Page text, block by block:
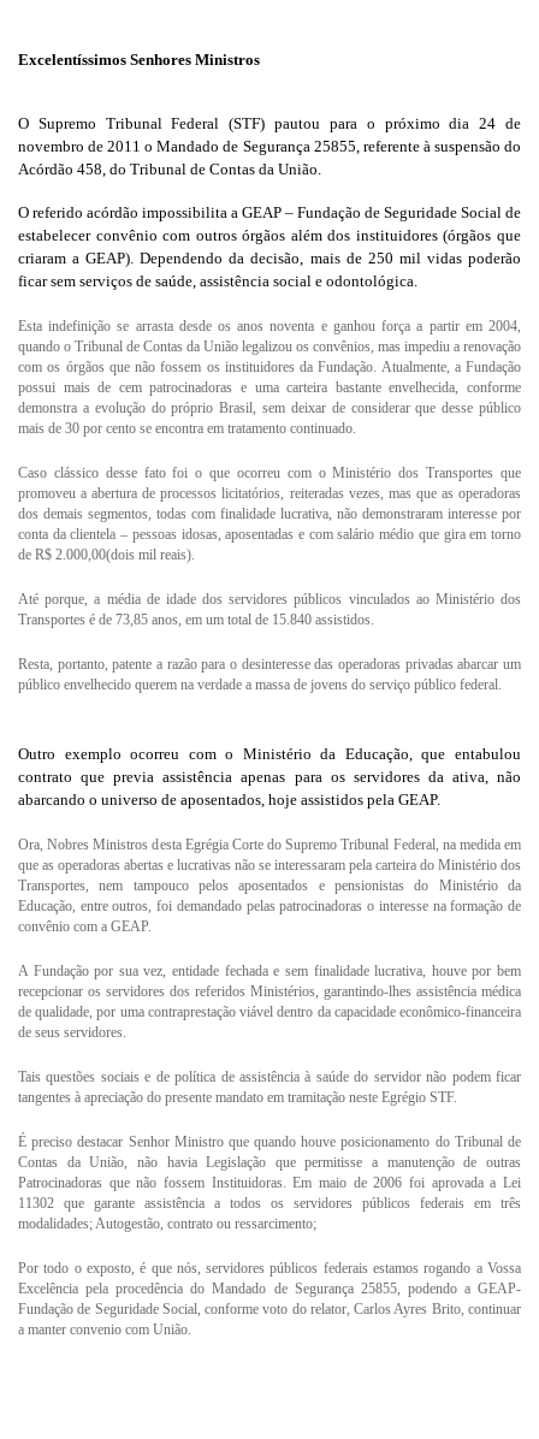
Excelentíssimos Senhores Ministros
O Supremo Tribunal Federal (STF) pautou para o próximo dia 24 de
novembro de 2011 o Mandado de Segurança 25855, referente à suspensão do
Acórdão 458, do Tribunal de Contas da União.
O referido acórdão impossibilita a GEAP – Fundação de Seguridade Social de
estabelecer convênio com outros órgãos além dos instituidores (órgãos que
criaram a GEAP). Dependendo da decisão, mais de 250 mil vidas poderão
ficar sem serviços de saúde, assistência social e odontológica.
Esta indefinição se arrasta desde os anos noventa e ganhou força a partir em 2004,
quando o Tribunal de Contas da União legalizou os convênios, mas impediu a renovação
com os órgãos que não fossem os instituidores da Fundação. Atualmente, a Fundação
possui mais de cem patrocinadoras e uma carteira bastante envelhecida, conforme
demonstra a evolução do próprio Brasil, sem deixar de considerar que desse público
mais de 30 por cento se encontra em tratamento continuado.
Caso clássico desse fato foi o que ocorreu com o Ministério dos Transportes que
promoveu a abertura de processos licitatórios, reiteradas vezes, mas que as operadoras
dos demais segmentos, todas com finalidade lucrativa, não demonstraram interesse por
conta da clientela – pessoas idosas, aposentadas e com salário médio que gira em torno
de R$ 2.000,00(dois mil reais).
Até porque, a média de idade dos servidores públicos vinculados ao Ministério dos
Transportes é de 73,85 anos, em um total de 15.840 assistidos.
Resta, portanto, patente a razão para o desinteresse das operadoras privadas abarcar um
público envelhecido querem na verdade a massa de jovens do serviço público federal.
Outro exemplo ocorreu com o Ministério da Educação, que entabulou
contrato que previa assistência apenas para os servidores da ativa, não
abarcando o universo de aposentados, hoje assistidos pela GEAP.
Ora, Nobres Ministros desta Egrégia Corte do Supremo Tribunal Federal, na medida em
que as operadoras abertas e lucrativas não se interessaram pela carteira do Ministério dos
Transportes, nem tampouco pelos aposentados e pensionistas do Ministério da
Educação, entre outros, foi demandado pelas patrocinadoras o interesse na formação de
convênio com a GEAP.
A Fundação por sua vez, entidade fechada e sem finalidade lucrativa, houve por bem
recepcionar os servidores dos referidos Ministérios, garantindo-lhes assistência médica
de qualidade, por uma contraprestação viável dentro da capacidade econômico-financeira
de seus servidores.
Tais questões sociais e de política de assistência à saúde do servidor não podem ficar
tangentes à apreciação do presente mandato em tramitação neste Egrégio STF.
É preciso destacar Senhor Ministro que quando houve posicionamento do Tribunal de
Contas da União, não havia Legislação que permitisse a manutenção de outras
Patrocinadoras que não fossem Instituidoras. Em maio de 2006 foi aprovada a Lei
11302 que garante assistência a todos os servidores públicos federais em três
modalidades; Autogestão, contrato ou ressarcimento;
Por todo o exposto, é que nós, servidores públicos federais estamos rogando a Vossa
Excelência pela procedência do Mandado de Segurança 25855, podendo a GEAP-
Fundação de Seguridade Social, conforme voto do relator, Carlos Ayres Brito, continuar
a manter convenio com União.